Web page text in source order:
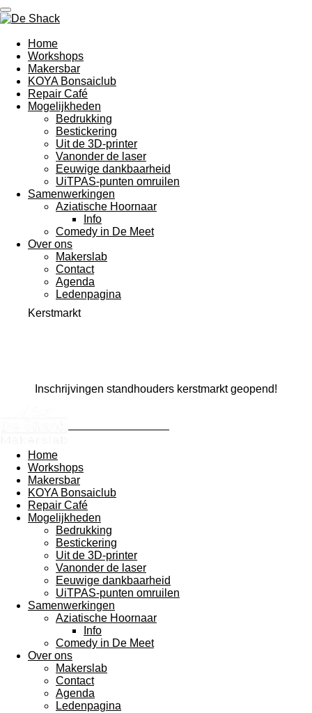
Ga
direct
naar
de
hoofdinhoud
Home
Workshops
Makersbar
KOYA Bonsaiclub
Repair Café
Mogelijkheden
Bedrukking
Bestickering
Uit de 3D-printer
Vanonder de laser
Eeuwige dankbaarheid
UiTPAS-punten omruilen
Samenwerkingen
Aziatische Hoornaar
Info
Comedy in De Meet
Over ons
Makerslab
Contact
Agenda
Ledenpagina
Kerstmarkt
Inschrijvingen standhouders kerstmarkt geopend!
Home
Workshops
Makersbar
KOYA Bonsaiclub
Repair Café
Mogelijkheden
Bedrukking
Bestickering
Uit de 3D-printer
Vanonder de laser
Eeuwige dankbaarheid
UiTPAS-punten omruilen
Samenwerkingen
Aziatische Hoornaar
Info
Comedy in De Meet
Over ons
Makerslab
Contact
Agenda
Ledenpagina